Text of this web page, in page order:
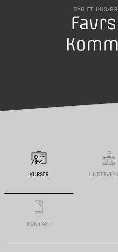
BYG ET HUS-
KURSER
KONTAKT